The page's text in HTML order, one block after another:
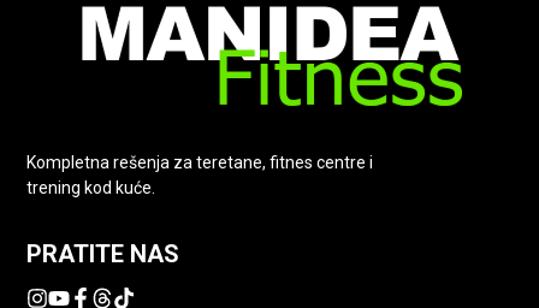
Kompletna rešenja za teretane, fitnes centre i
trening kod kuće.
PRATITE NAS